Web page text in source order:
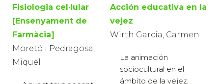
Fisiologia cel·lular
[Ensenyament de
Farmàcia]
Moretó i Pedragosa,
Miquel
Acción educativa en la
vejez
Wirth García, Carmen
La animación
sociocultural en el
ámbito de la vejez,